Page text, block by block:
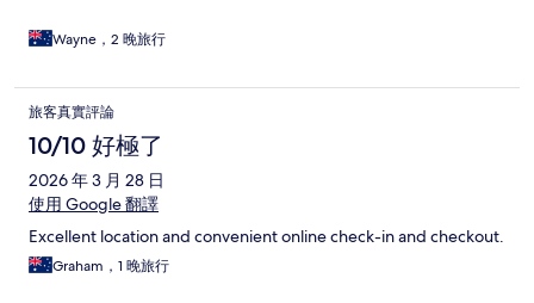
Wayne，2 晚旅行
旅客真實評論
10/10 好極了
2026 年 3 月 28 日
使用 Google 翻譯
Excellent location and convenient online check-in and checkout.
Graham，1 晚旅行